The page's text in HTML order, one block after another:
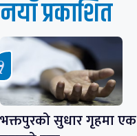
नयाँ प्रकाशित
भक्तपुरको सुधार गृहमा एक